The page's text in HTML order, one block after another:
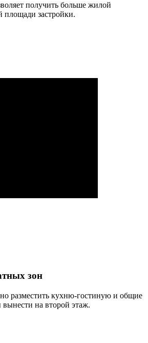
получить больше жилой
застройки.
зон
разместить кухню-гостиную и общие
на второй этаж.